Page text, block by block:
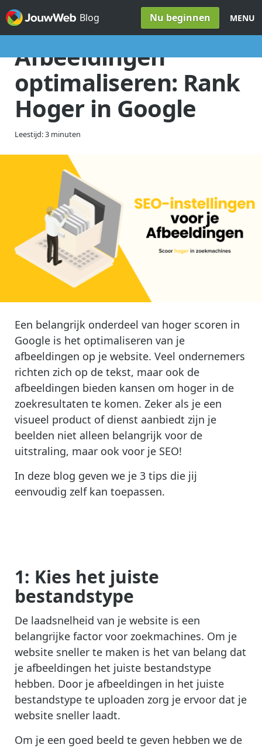
Spring naar inhoud
Blog
Nu beginnen MENU
Afbeeldingen
optimaliseren: Rank
Hoger in Google
Leestijd: 3 minuten
Een belangrijk onderdeel van hoger scoren in
Google is het optimaliseren van je
afbeeldingen op je website. Veel ondernemers
richten zich op de tekst, maar ook de
afbeeldingen bieden kansen om hoger in de
zoekresultaten te komen. Zeker als je een
visueel product of dienst aanbiedt zijn je
beelden niet alleen belangrijk voor de
uitstraling, maar ook voor je SEO!
In deze blog geven we je 3 tips die jij
eenvoudig zelf kan toepassen.
1: Kies het juiste
bestandstype
De laadsnelheid van je website is een
belangrijke factor voor zoekmachines. Om je
website sneller te maken is het van belang dat
je afbeeldingen het juiste bestandstype
hebben. Door je afbeeldingen in het juiste
bestandstype te uploaden zorg je ervoor dat je
website sneller laadt.
Om je een goed beeld te geven hebben we de